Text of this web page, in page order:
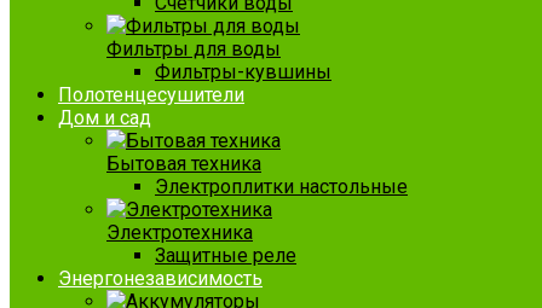
Фильтры для воды
Фильтры-кувшины
Полотенцесушители
Дом и сад
Бытовая техника
Электроплитки настольные
Электротехника
Защитные реле
Энергонезависимость